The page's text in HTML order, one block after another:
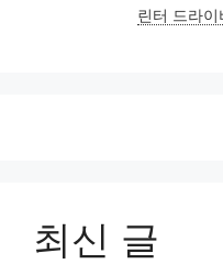
린터 드라이
최신 글